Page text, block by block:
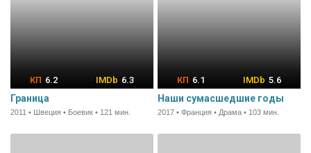
6.2 6.3
Граница
2011 • Швеция • Боевик • 121 мин.
6.1 5.6
Наши сумасшедшие годы
2017 • Франция • Драма • 103 мин.